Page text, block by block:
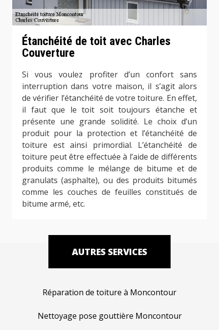
Étanchéité de toit avec Charles
Couverture
Si vous voulez profiter d’un confort sans
interruption dans votre maison, il s’agit alors
de vérifier l’étanchéité de votre toiture. En effet,
il faut que le toit soit toujours étanche et
présente une grande solidité. Le choix d’un
produit pour la protection et l’étanchéité de
toiture est ainsi primordial. L’étanchéité de
toiture peut être effectuée à l’aide de différents
produits comme le mélange de bitume et de
granulats (asphalte), ou des produits bitumés
comme les couches de feuilles constitués de
bitume armé, etc.
AUTRES SERVICES
Réparation de toiture à Moncontour
Nettoyage pose gouttière Moncontour